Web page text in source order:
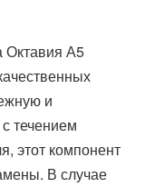
Октавия А5
и
течением
этот компонент
В случае